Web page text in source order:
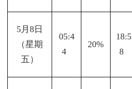
5月8日
（星期
五）
05:4
4
20%
18:5
8